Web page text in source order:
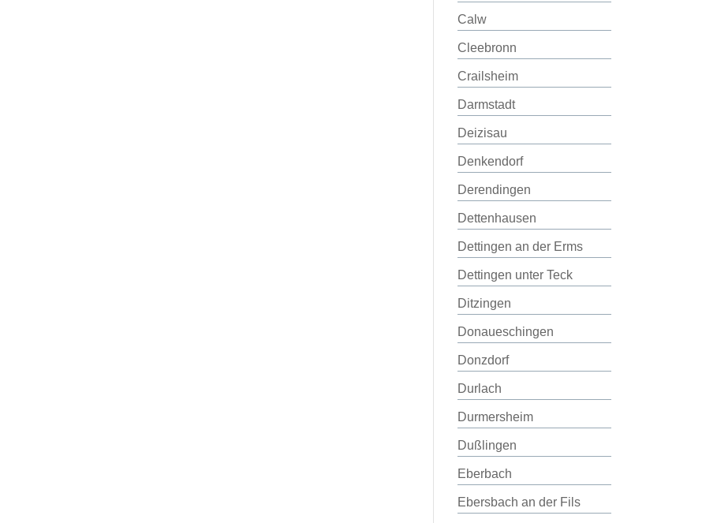
Calw
Cleebronn
Crailsheim
Darmstadt
Deizisau
Denkendorf
Derendingen
Dettenhausen
Dettingen an der Erms
Dettingen unter Teck
Ditzingen
Donaueschingen
Donzdorf
Durlach
Durmersheim
Dußlingen
Eberbach
Ebersbach an der Fils